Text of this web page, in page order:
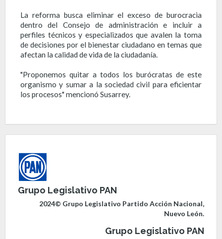
La reforma busca eliminar el exceso de burocracia
dentro del Consejo de administración e incluir a
perfiles técnicos y especializados que avalen la toma
de decisiones por el bienestar ciudadano en temas que
afectan la calidad de vida de la ciudadanía.
"Proponemos quitar a todos los burócratas de este
organismo y sumar a la sociedad civil para eficientar
los procesos" mencionó Susarrey.
Grupo Legislativo PAN
2024© Grupo Legislativo Partido Acción Nacional,
Nuevo León.
Grupo Legislativo PAN